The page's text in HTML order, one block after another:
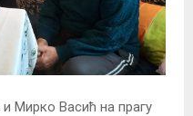
Мирко Васић на прагу